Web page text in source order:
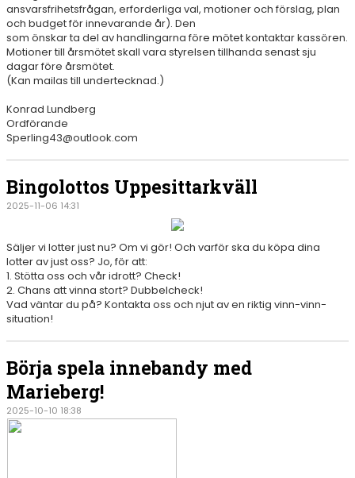
ansvarsfrihetsfrågan, erforderliga val, motioner och förslag, plan
och budget för innevarande år). Den
som önskar ta del av handlingarna före mötet kontaktar kassören.
Motioner till årsmötet skall vara styrelsen tillhanda senast sju
dagar före årsmötet.
(Kan mailas till undertecknad.)
Konrad Lundberg
Ordförande
Sperling43@outlook.com
Bingolottos Uppesittarkväll
2025-11-06 14:31
Säljer vi lotter just nu? Om vi gör! Och varför ska du köpa dina
lotter av just oss? Jo, för att:
1. Stötta oss och vår idrott? Check!
2. Chans att vinna stort? Dubbelcheck!
Vad väntar du på? Kontakta oss och njut av en riktig vinn-vinn-
situation!
Börja spela innebandy med
Marieberg!
2025-10-10 18:38